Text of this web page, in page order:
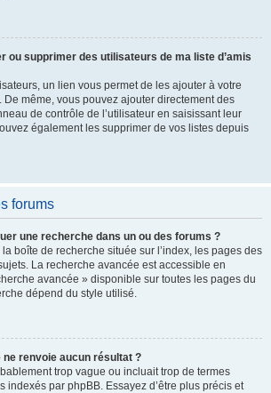
ou supprimer des utilisateurs de ma liste d’amis
un lien vous permet de les ajouter à votre
De même, vous pouvez ajouter directement des
de contrôle de l’utilisateur en saisissant leur
également les supprimer de vos listes depuis
forums
une recherche dans un ou des forums ?
boîte de recherche située sur l’index, les pages des
La recherche avancée est accessible en
avancée » disponible sur toutes les pages du
dépend du style utilisé.
renvoie aucun résultat ?
trop vague ou incluait trop de termes
indexés par phpBB. Essayez d’être plus précis et